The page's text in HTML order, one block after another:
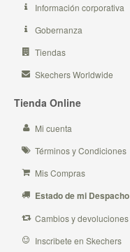
Información corporativa
Gobernanza
Tiendas
Skechers Worldwide
Tienda Online
Mi cuenta
Términos y Condiciones
Mis Compras
Estado de mi Despacho
Cambios y devoluciones
Inscribete en Skechers